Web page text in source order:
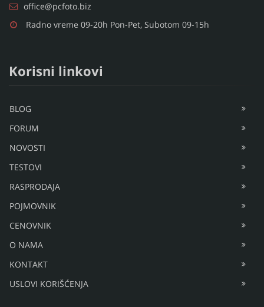
office@pcfoto.biz
Radno vreme 09-20h Pon-Pet, Subotom 09-15h
Korisni linkovi
BLOG
FORUM
NOVOSTI
TESTOVI
RASPRODAJA
POJMOVNIK
CENOVNIK
O NAMA
KONTAKT
USLOVI KORIŠĆENJA